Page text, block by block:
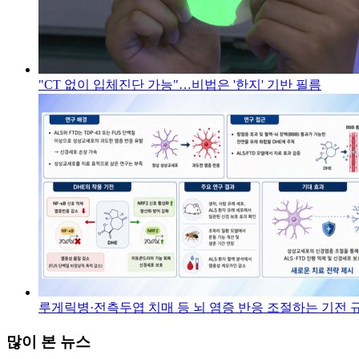
"CT 없이 입체진단 가능"…비법은 '한지' 기반 필름
루게릭병·전측두엽 치매 등 뇌 염증 반응 조절하는 기전
많이 본 뉴스